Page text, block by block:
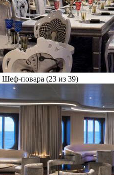
повара (23 из 39)